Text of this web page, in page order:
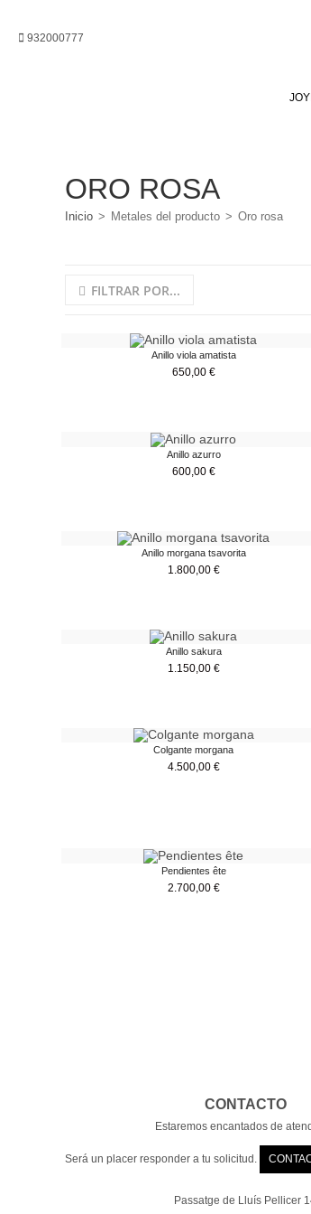
932000777
ORO ROSA
Inicio > Metales del producto > Oro rosa
FILTRAR POR...
Anillo viola amatista
650,00 €
Anillo azurro
600,00 €
Anillo morgana tsavorita
1.800,00 €
Anillo sakura
1.150,00 €
Colgante morgana
4.500,00 €
Pendientes ête
2.700,00 €
CONTACTO
Estaremos encantados de
Será un placer responder a tu solicitud.
Passatge de Lluís Pellicer